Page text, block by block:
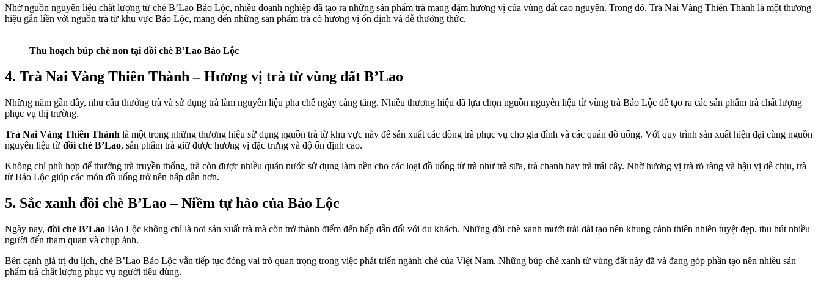
Nhờ nguồn nguyên liệu chất lượng từ chè B’Lao Bảo Lộc, nhiều doanh nghiệp đã tạo ra những sản phẩm trà mang đậm hương vị của vùng đất cao nguyên. Trong đó, Trà Nai Vàng Thiên Thành là một thương
hiệu gắn liền với nguồn trà từ khu vực Bảo Lộc, mang đến những sản phẩm trà có hương vị ổn định và dễ thưởng thức.
Thu hoạch búp chè non tại đồi chè B’Lao Bảo Lộc
4. Trà Nai Vàng Thiên Thành – Hương vị trà từ vùng đất B’Lao
Những năm gần đây, nhu cầu thưởng trà và sử dụng trà làm nguyên liệu pha chế ngày càng tăng. Nhiều thương hiệu đã lựa chọn nguồn nguyên liệu từ vùng trà Bảo Lộc để tạo ra các sản phẩm trà chất lượng
phục vụ thị trường.
Trà Nai Vàng Thiên Thành là một trong những thương hiệu sử dụng nguồn trà từ khu vực này để sản xuất các dòng trà phục vụ cho gia đình và các quán đồ uống. Với quy trình sản xuất hiện đại cùng nguồn
nguyên liệu từ đồi chè B’Lao, sản phẩm trà giữ được hương vị đặc trưng và độ ổn định cao.
Không chỉ phù hợp để thưởng trà truyền thống, trà còn được nhiều quán nước sử dụng làm nền cho các loại đồ uống từ trà như trà sữa, trà chanh hay trà trái cây. Nhờ hương vị trà rõ ràng và hậu vị dễ chịu, trà
từ Bảo Lộc giúp các món đồ uống trở nên hấp dẫn hơn.
5. Sắc xanh đồi chè B’Lao – Niềm tự hào của Bảo Lộc
Ngày nay, đồi chè B’Lao Bảo Lộc không chỉ là nơi sản xuất trà mà còn trở thành điểm đến hấp dẫn đối với du khách. Những đồi chè xanh mướt trải dài tạo nên khung cảnh thiên nhiên tuyệt đẹp, thu hút nhiều
người đến tham quan và chụp ảnh.
Bên cạnh giá trị du lịch, chè B’Lao Bảo Lộc vẫn tiếp tục đóng vai trò quan trọng trong việc phát triển ngành chè của Việt Nam. Những búp chè xanh từ vùng đất này đã và đang góp phần tạo nên nhiều sản
phẩm trà chất lượng phục vụ người tiêu dùng.